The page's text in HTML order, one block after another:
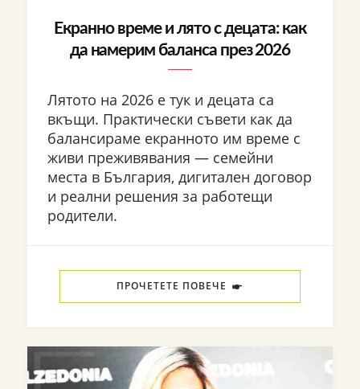
Екранно време и лято с децата: как
да намерим баланса през 2026
Лятото на 2026 е тук и децата са
вкъщи. Практически съвети как да
балансираме екранното им време с
живи преживявания — семейни
места в България, дигитален договор
и реални решения за работещи
родители.
ПРОЧЕТЕТЕ ПОВЕЧЕ